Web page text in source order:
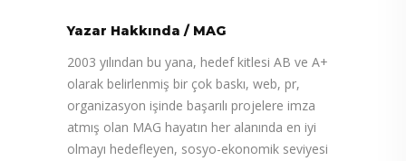
Yazar Hakkında / MAG
2003 yılından bu yana, hedef kitlesi AB ve A+
olarak belirlenmiş bir çok baskı, web, pr,
organizasyon işinde başarılı projelere imza
atmış olan MAG hayatın her alanında en iyi
olmayı hedefleyen, sosyo-ekonomik seviyesi